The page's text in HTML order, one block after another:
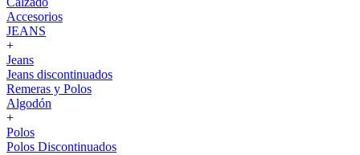
Accesorios
JEANS
+
Jeans
Jeans discontinuados
Remeras y Polos
Algodón
+
Polos
Polos Discontinuados